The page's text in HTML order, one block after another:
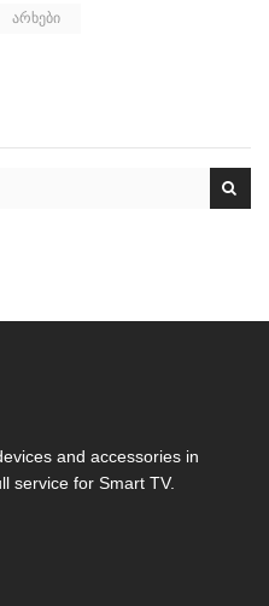
Არხები
and accessories in
service for Smart TV.